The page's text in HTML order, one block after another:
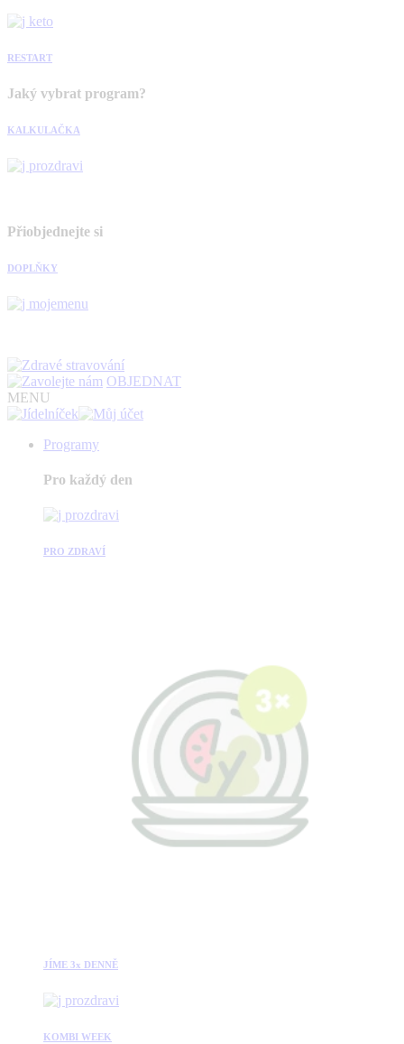
RESTART
Jaký vybrat program?
KALKULAČKA
Přiobjednejte si
DOPLŇKY
OBJEDNAT
MENU
Programy
Pro každý den
PRO ZDRAVÍ
JÍME 3x DENNĚ
KOMBI WEEK